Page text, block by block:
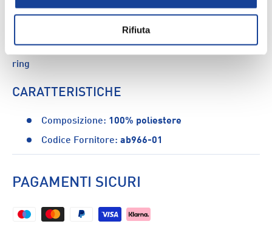
Rifiuta
leggerezza di questo pantaloncino assicurano una
CARATTERISTICHE: - Offre comodità e libertà di
ring
CARATTERISTICHE
Composizione: 100% poliestere
Codice Fornitore: ab966-01
PAGAMENTI SICURI